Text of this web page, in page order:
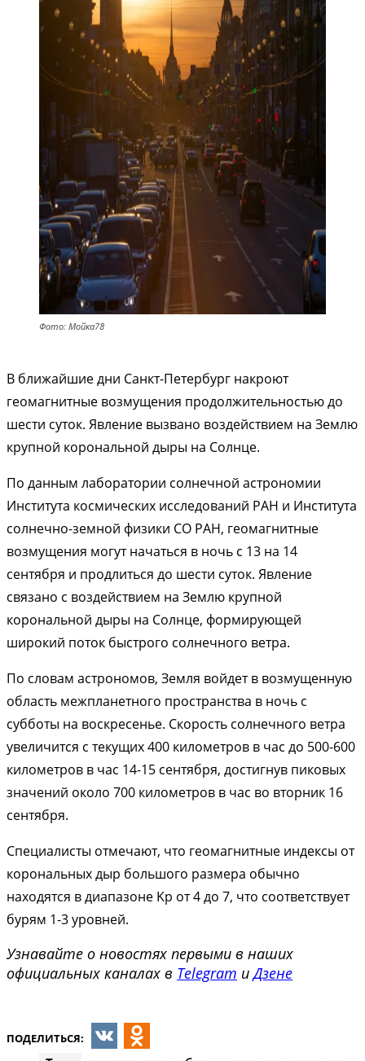
Фото: Мойка78
В ближайшие дни Санкт-Петербург накроют
геомагнитные возмущения продолжительностью до
шести суток. Явление вызвано воздействием на Землю
крупной корональной дыры на Солнце.
По данным лаборатории солнечной астрономии
Института космических исследований РАН и Института
солнечно-земной физики СО РАН, геомагнитные
возмущения могут начаться в ночь с 13 на 14
сентября и продлиться до шести суток. Явление
связано с воздействием на Землю крупной
корональной дыры на Солнце, формирующей
широкий поток быстрого солнечного ветра.
По словам астрономов, Земля войдет в возмущенную
область межпланетного пространства в ночь с
субботы на воскресенье. Скорость солнечного ветра
увеличится с текущих 400 километров в час до 500-600
километров в час 14-15 сентября, достигнув пиковых
значений около 700 километров в час во вторник 16
сентября.
Специалисты отмечают, что геомагнитные индексы от
корональных дыр большого размера обычно
находятся в диапазоне Kp от 4 до 7, что соответствует
бурям 1-3 уровней.
Узнавайте о новостях первыми в наших
официальных каналах в Telegram иДзене
ПОДЕЛИТЬСЯ: